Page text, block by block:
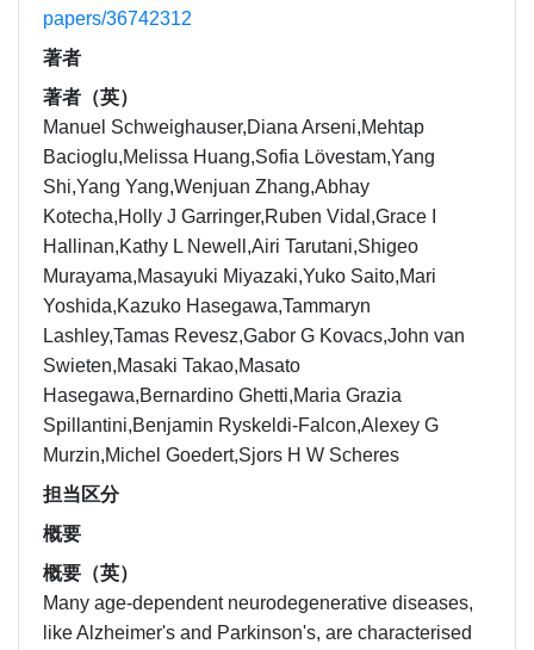
papers/36742312
著者
著者（英）
Manuel Schweighauser,Diana Arseni,Mehtap
Bacioglu,Melissa Huang,Sofia Lövestam,Yang
Shi,Yang Yang,Wenjuan Zhang,Abhay
Kotecha,Holly J Garringer,Ruben Vidal,Grace I
Hallinan,Kathy L Newell,Airi Tarutani,Shigeo
Murayama,Masayuki Miyazaki,Yuko Saito,Mari
Yoshida,Kazuko Hasegawa,Tammaryn
Lashley,Tamas Revesz,Gabor G Kovacs,John van
Swieten,Masaki Takao,Masato
Hasegawa,Bernardino Ghetti,Maria Grazia
Spillantini,Benjamin Ryskeldi-Falcon,Alexey G
Murzin,Michel Goedert,Sjors H W Scheres
担当区分
概要
概要（英）
Many age-dependent neurodegenerative diseases,
like Alzheimer's and Parkinson's, are characterised